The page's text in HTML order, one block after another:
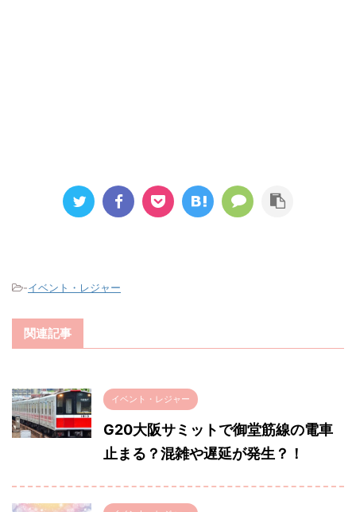
-イベント・レジャー
関連記事
イベント・レジャー
G20大阪サミットで御堂筋線の電車
止まる？混雑や遅延が発生？！